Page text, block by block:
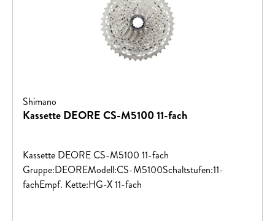
Shimano
Kassette DEORE CS-M5100 11-fach
Kassette DEORE CS-M5100 11-fach
Gruppe:DEOREModell:CS-M5100Schaltstufen:11-
fachEmpf. Kette:HG-X 11-fach